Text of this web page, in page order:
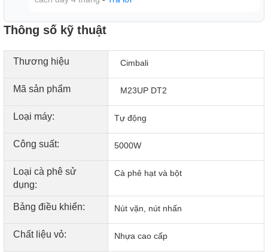
Thông số kỹ thuật
Trọng lượng 63 kg
Điện áp Tần số 220-240V / 50-60Hz
Công suất 4100 – 4800 W
Thông số kỹ thuật
Thương hiệu Cimbali
Mã sản phẩm M23UP DT2
Loại máy: Tự động
Công suất: 5000W
Loại cà phê sử
dụng:
Cà phê hạt và bột
Bảng điều khiển: Nút vặn, nút nhấn
Chất liệu vỏ: Nhựa cao cấp